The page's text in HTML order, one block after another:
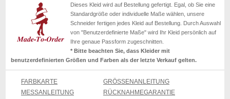
Dieses Kleid wird auf Bestellung gefertigt. Egal, ob Sie eine
Standardgröße oder individuelle Maße wählen, unsere
Schneider fertigen jedes Kleid auf Bestellung. Durch Auswahl
von "Benutzerdefinierte Maße" wird Ihr Kleid persönlich auf
Ihre genaue Passform zugeschnitten.
* Bitte beachten Sie, dass Kleider mit
benutzerdefinierten Größen und Farben als der letzte Verkauf gelten.
FARBKARTE
GRÖSSENANLEITUNG
MESSANLEITUNG
RÜCKNAHMEGARANTIE